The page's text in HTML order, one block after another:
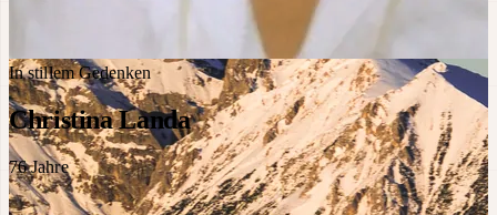
In stillem Gedenken
Christina Landa
76Jahre